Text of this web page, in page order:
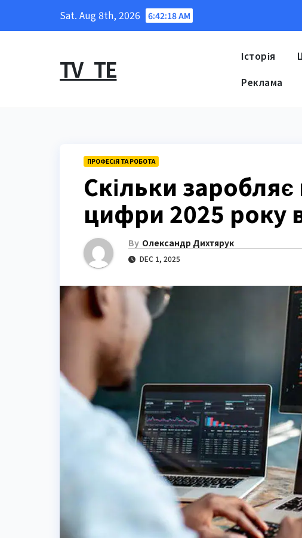
Sat. Aug 8th, 2026 6:42:19 AM
TV_TE Історія
Реклама
ПРОФЕСІЯ ТА РОБОТА
Скільки заробляє
цифри 2025 року в
By Олександр Дихтярук
DEC 1, 2025